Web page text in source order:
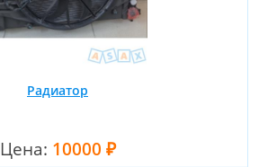
Радиатор
Цена: 10000 ₽